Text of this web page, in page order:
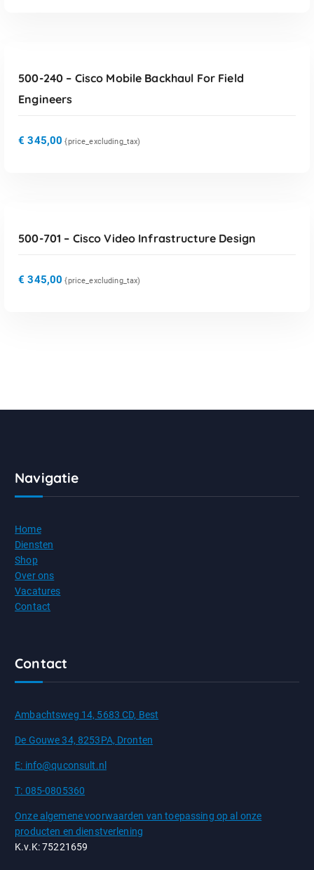
500-240 – Cisco Mobile Backhaul For Field
Engineers
€ 345,00 {price_excluding_tax)
500-701 – Cisco Video Infrastructure Design
€ 345,00 {price_excluding_tax)
Navigatie
Home
Diensten
Shop
Over ons
Vacatures
Contact
Contact
Ambachtsweg 14, 5683 CD, Best
De Gouwe 34, 8253PA, Dronten
E: info@quconsult.nl
T: 085-0805360
Onze algemene voorwaarden van toepassing op al onze
producten en dienstverlening
K.v.K: 75221659